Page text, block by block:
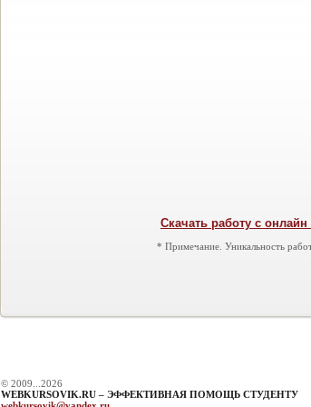
Скачать работу с
* Примечание. Уникальность
© 2009...2026
WEBKURSOVIK.RU – ЭФФЕКТИВНАЯ ПОМОЩЬ СТУДЕНТУ